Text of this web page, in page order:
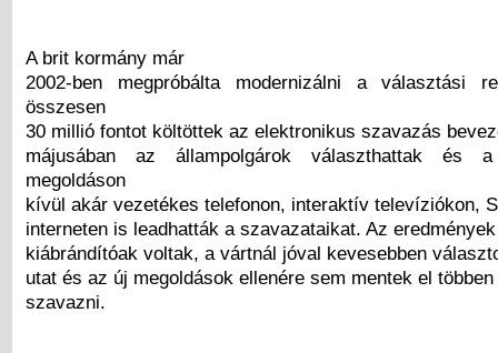
A brit kormány már
2002-ben megpróbálta modernizálni a választási
összesen
30 millió fontot költöttek az elektronikus szavazás
májusában az állampolgárok választhattak és a
megoldáson
kívül akár vezetékes telefonon, interaktív televíziókon,
interneten is leadhatták a szavazataikat. Az
kiábrándítóak voltak, a vártnál jóval kevesebben
utat és az új megoldások ellenére sem mentek el többen
szavazni.